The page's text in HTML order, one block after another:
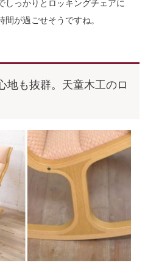
しっかりとロッキングチェアに
が過ごせそうですね。
地も抜群。天童木工のロ